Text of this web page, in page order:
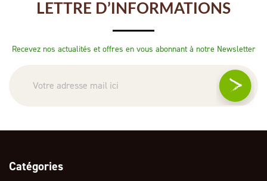
LETTRE D’INFORMATIONS
Recevez nos actualités et offres en vous abonnant à notre Newsletter
Catégories